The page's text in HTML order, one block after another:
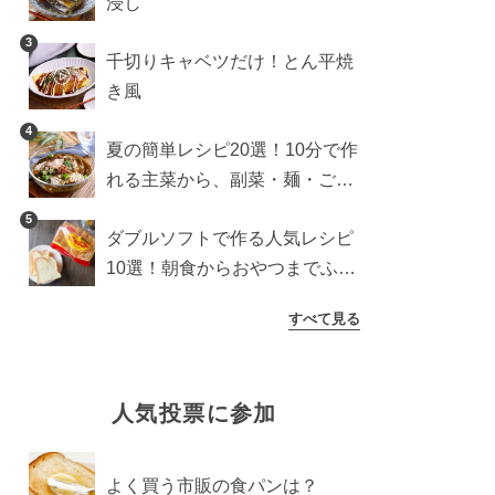
3
千切りキャベツだけ！とん平焼
き風
4
夏の簡単レシピ20選！10分で作
れる主菜から、副菜・麺・ごは
5
ダブルソフトで作る人気レシピ
10選！朝食からおやつまでふん
すべて見る
人気投票に参加
よく買う市販の食パンは？